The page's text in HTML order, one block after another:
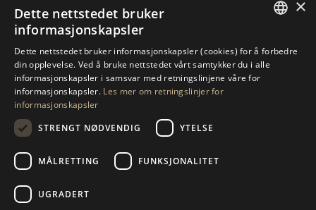
TA KONTAKT MED OSS
BE OM MER INFORMASJON
SEND OSS EN MELDING
NAVIGASJON
Egenskaper
SAMLING
SPANISH
×
Dette nettstedet bruker
informasjonskapsler
Dette nettstedet bruker informasjonskapsler (cookies) for å forbedre
din opplevelse. Ved å bruke nettstedet vårt samtykker du i alle
informasjonskapsler i samsvar med retningslinjene våre for
informasjonskapsler. Les mer om retningslinjer for
informasjonskapsler
STRENGT NØDVENDIG
YTELSE
MÅLRETTING FUNKSJONALITET
UGRADERT